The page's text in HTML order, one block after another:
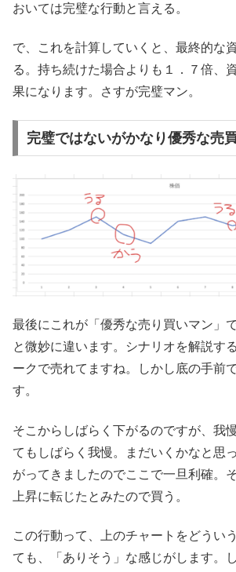
おいては完璧な行動と言える。
で、これを計算していくと、最終的な
る。持ち続けた場合よりも１．７倍、
果になります。さすが完璧マン。
完璧ではないがかなり優秀な売
最後にこれが「優秀な売り買いマン」
と微妙に違います。シナリオを解説す
ークで売れてますね。しかし底の手前
す。
そこからしばらく下がるのですが、我
てもしばらく我慢。まだいくかなと思
がってきましたのでここで一旦利確。
上昇に転じたとみたので買う。
この行動って、上のチャートをどうい
ても、「ありそう」な感じがします。